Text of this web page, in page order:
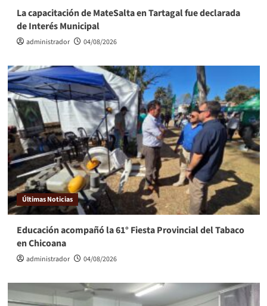
La capacitación de MateSalta en Tartagal fue declarada
de Interés Municipal
administrador 04/08/2026
Últimas Noticias
Educación acompañó la 61° Fiesta Provincial del Tabaco
en Chicoana
administrador 04/08/2026